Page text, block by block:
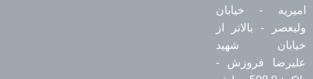
امیریه - خیابان
ولیعصر - بالاتر از
خیابان شهید
علیرضا فروزش -